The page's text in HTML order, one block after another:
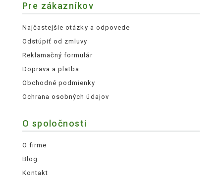
Pre zákazníkov
Najčastejšie otázky a odpovede
Odstúpiť od zmluvy
Reklamačný formulár
Doprava a platba
Obchodné podmienky
Ochrana osobných údajov
O spoločnosti
O firme
Blog
Kontakt